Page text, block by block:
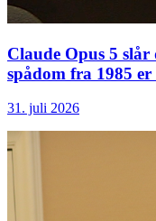
Claude Opus 5 slår
spådom fra 1985
31. juli 2026